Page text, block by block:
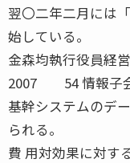
翌〇二年二月には
始している。
金森均執行役員経
2007 54 情報子会
基幹システムのデ
られる。
費 用対効果に対す